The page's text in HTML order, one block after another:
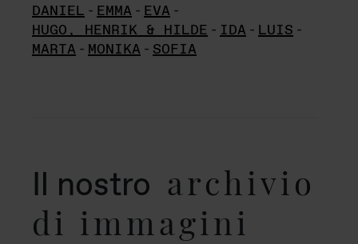
DANIEL - EMMA - EVA -
HUGO, HENRIK & HILDE - IDA - LUIS -
MARTA - MONIKA - SOFIA
Il nostro archivio
di immagini